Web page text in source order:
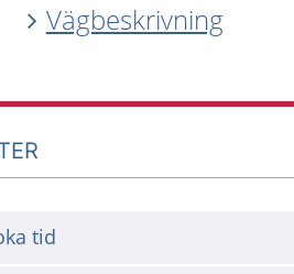
Vägbeskrivning
tid